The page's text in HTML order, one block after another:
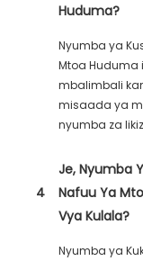
Huduma?
Nyumba ya
Mtoa Huduma
mbalimbali
misaada ya
nyumba za
4
Je, Nyumba
Nafuu Ya
Vya Kulala?
Nyumba ya